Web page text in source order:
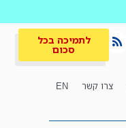
לתמיכה בכל
סכום
צרו קשר EN
לתמיכה בכל